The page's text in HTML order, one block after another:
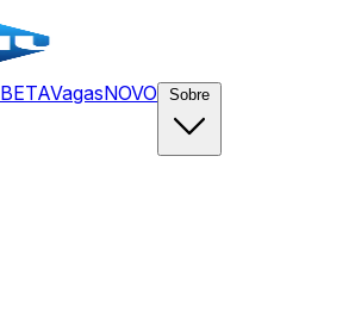
BETAVagasNOVO